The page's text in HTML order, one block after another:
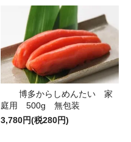
博多からしめんたい 家
庭用 500g 無包装
3,780円(税280円)